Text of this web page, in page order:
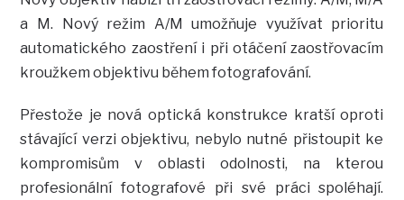
a M. Nový režim A/M umožňuje využívat prioritu
automatického zaostření i při otáčení zaostřovacím
kroužkem objektivu během fotografování.
Přestože je nová optická konstrukce kratší oproti
stávající verzi objektivu, nebylo nutné přistoupit ke
kompromisům v oblasti odolnosti, na kterou
profesionální fotografové při své práci spoléhají.